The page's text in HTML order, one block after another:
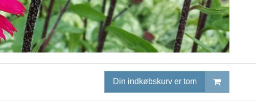
Din indkøbskurv er tom